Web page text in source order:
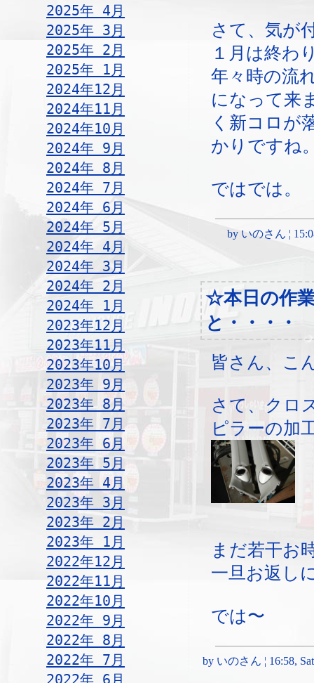
2025年 4月
2025年 3月
2025年 2月
2025年 1月
2024年12月
2024年11月
2024年10月
2024年 9月
2024年 8月
2024年 7月
2024年 6月
2024年 5月
2024年 4月
2024年 3月
2024年 2月
2024年 1月
2023年12月
2023年11月
2023年10月
2023年 9月
2023年 8月
2023年 7月
2023年 6月
2023年 5月
2023年 4月
2023年 3月
2023年 2月
2023年 1月
2022年12月
2022年11月
2022年10月
2022年 9月
2022年 8月
2022年 7月
2022年 6月
さて、気が
１月は終わ
年々時の流
になって来
く新コロが
かりですね
ではでは。
by いのさん ¦
☆本日の作
と・・・・
皆さん、こ
さて、クロ
ピラーの加
まだ若干お
一旦お返し
では〜
by いのさん ¦ 16:58,